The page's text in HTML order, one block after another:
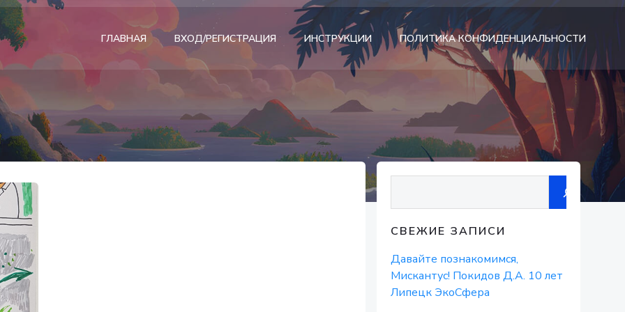
ГЛАВНАЯ ВХОД/РЕГИСТРАЦИЯ ИНСТРУКЦИИ ПОЛИТИКА КОНФИДЕНЦИАЛЬНОСТИ
СВЕЖИЕ ЗАПИСИ
Давайте познакомимся,
Мискантус! Покидов Д.А. 10 лет
Липецк ЭкоСфера